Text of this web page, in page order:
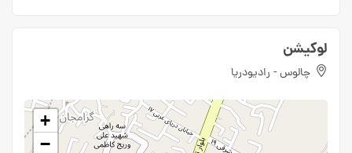
لوکیشن
چالوس - رادیودریا
+
−